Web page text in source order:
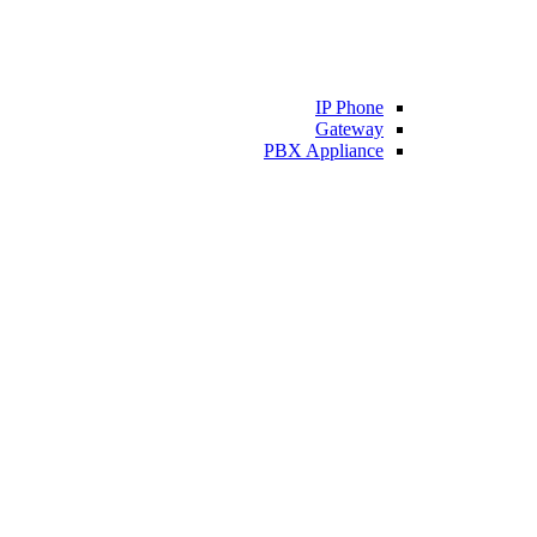
IP Phone
Gateway
PBX Appliance